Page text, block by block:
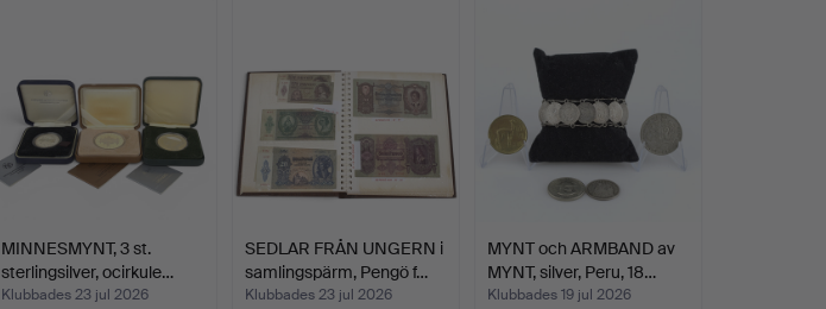
MINNESMYNT, 3 st.
sterlingsilver, ocirkule…
Klubbades 23 jul 2026
SEDLAR FRÅN UNGERN i
samlingspärm, Pengö f…
Klubbades 23 jul 2026
MYNT och ARMBAND av
MYNT, silver, Peru, 18…
Klubbades 19 jul 2026